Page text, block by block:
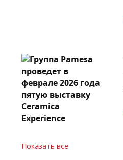
Показать все